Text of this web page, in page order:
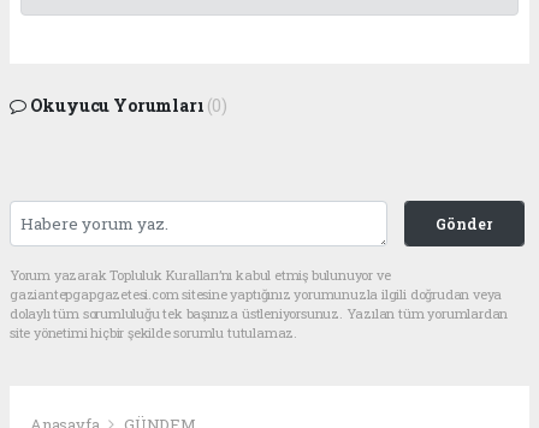
Okuyucu Yorumları (0)
Gönder
Yorum yazarak Topluluk Kuralları’nı kabul etmiş bulunuyor ve
gaziantepgapgazetesi.com sitesine yaptığınız yorumunuzla ilgili doğrudan veya
dolaylı tüm sorumluluğu tek başınıza üstleniyorsunuz. Yazılan tüm yorumlardan
site yönetimi hiçbir şekilde sorumlu tutulamaz.